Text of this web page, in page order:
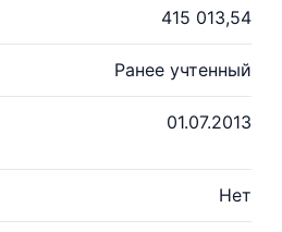
415 013,54
Ранее учтенный
01.07.2013
Нет